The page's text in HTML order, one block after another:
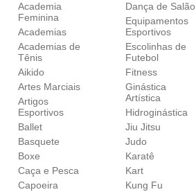
Academia
Feminina
Academias
Academias de
Tênis
Aikido
Artes Marciais
Artigos
Esportivos
Ballet
Basquete
Boxe
Caça e Pesca
Capoeira
Dança de Salão
Equipamentos
Esportivos
Escolinhas de
Futebol
Fitness
Ginástica
Artística
Hidroginástica
Jiu Jitsu
Judo
Karatê
Kart
Kung Fu